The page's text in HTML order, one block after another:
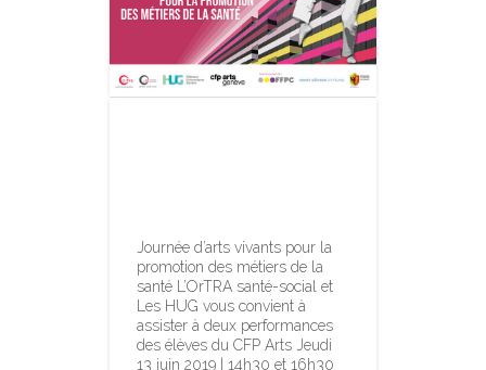
Journée d’arts vivants pour la
promotion des métiers de la
santé L’OrTRA santé-social et
Les HUG vous convient à
assister à deux performances
des élèves du CFP Arts Jeudi
13 juin 2019 | 14h30 et 16h30